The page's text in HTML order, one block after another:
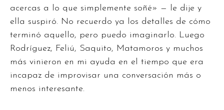
acercas a lo que simplemente soñé» — le dije y
ella suspiró. No recuerdo ya los detalles de cómo
terminó aquello, pero puedo imaginarlo. Luego
Rodríguez, Feliú, Saquito, Matamoros y muchos
más vinieron en mi ayuda en el tiempo que era
incapaz de improvisar una conversación más o
menos interesante.